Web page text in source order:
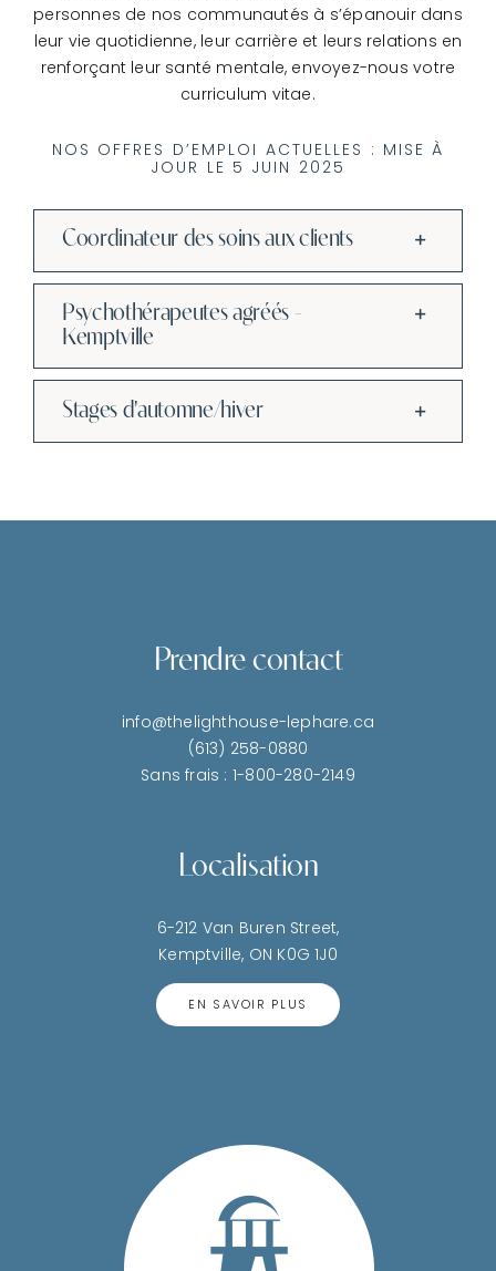
personnes de nos communautés à s’épanouir dans
leur vie quotidienne, leur carrière et leurs relations en
renforçant leur santé mentale, envoyez-nous votre
curriculum vitae.
NOS OFFRES D’EMPLOI ACTUELLES : MISE À
JOUR LE 5 JUIN 2025
Coordinateur des soins aux clients
Psychothérapeutes agréés -
Kemptville
Stages d'automne/hiver
Prendre contact
info@thelighthouse-lephare.ca
(613) 258-0880
Sans frais : 1-800-280-2149
Localisation
6-212 Van Buren Street,
Kemptville, ON K0G 1J0
EN SAVOIR PLUS